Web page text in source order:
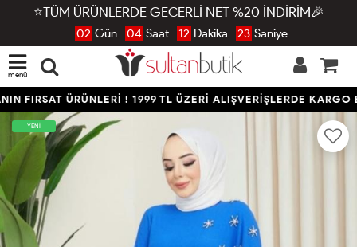
⭐TÜM ÜRÜNLERDE GECERLİ NET %20 İNDİRİM🎉
02 Gün 04 Saat 12 Dakika 22 Saniye
menü
FIRSAT ÜRÜNLERİ ! 1999 TL ÜZERİ ALIŞVERİŞLERDE KARGO
YENİ